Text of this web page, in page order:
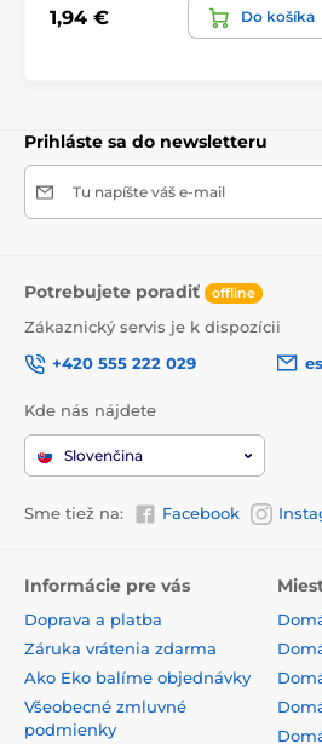
1,94 € Do košíka
Prihláste sa do newsletteru
Tu napíšte váš e-mail
Potrebujete poradiť offline
Zákaznický servis je k dispozícii
+420 555 222 029
Kde nás nájdete
Slovenčina
Sme tiež na: Facebook
Informácie pre vás
Doprava a platba
Záruka vrátenia zdarma
Ako Eko balíme objednávky
Všeobecné zmluvné
podmienky